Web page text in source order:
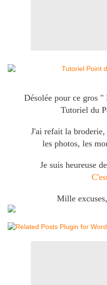
Désolée pour ce gros
Tutoriel du
J'ai refait la
les photos, les
Je suis heureuse
Mille